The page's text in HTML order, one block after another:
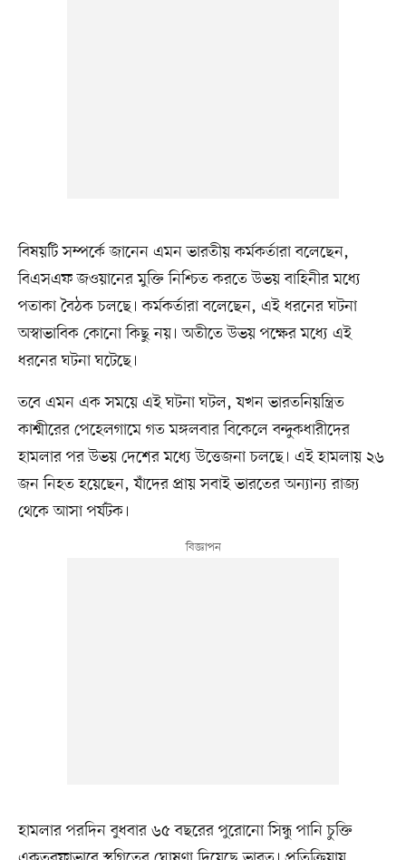
বিষয়টি সম্পর্কে জানেন এমন ভারতীয় কর্মকর্তারা বলেছেন,
বিএসএফ জওয়ানের মুক্তি নিশ্চিত করতে উভয় বাহিনীর মধ্যে
পতাকা বৈঠক চলছে। কর্মকর্তারা বলেছেন, এই ধরনের ঘটনা
অস্বাভাবিক কোনো কিছু নয়। অতীতে উভয় পক্ষের মধ্যে এই
ধরনের ঘটনা ঘটেছে।
তবে এমন এক সময়ে এই ঘটনা ঘটল, যখন ভারতনিয়ন্ত্রিত
কাশ্মীরের পেহেলগামে গত মঙ্গলবার বিকেলে বন্দুকধারীদের
হামলার পর উভয় দেশের মধ্যে উত্তেজনা চলছে। এই হামলায় ২৬
জন নিহত হয়েছেন, যাঁদের প্রায় সবাই ভারতের অন্যান্য রাজ্য
থেকে আসা পর্যটক।
হামলার পরদিন বুধবার ৬৫ বছরের পুরোনো সিন্ধু পানি চুক্তি